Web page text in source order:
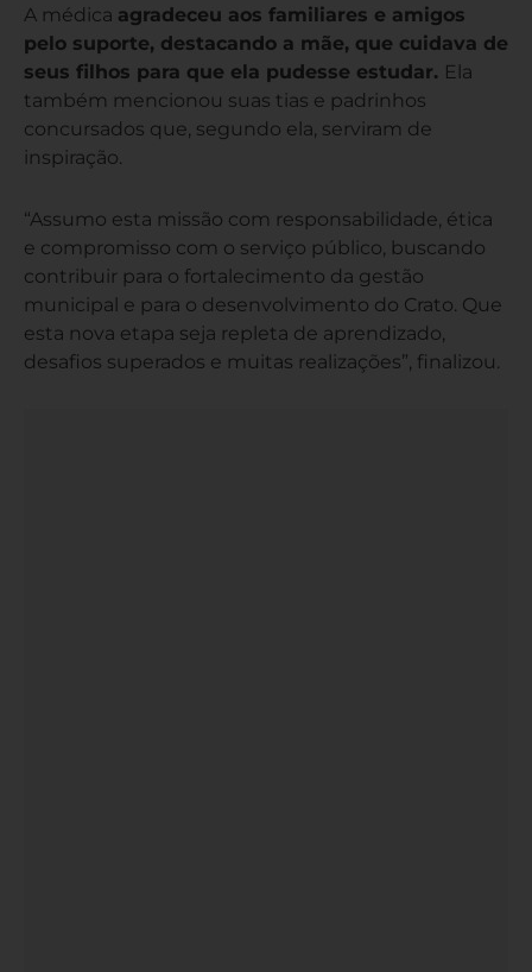
A médica agradeceu aos familiares e amigos
pelo suporte, destacando a mãe, que cuidava de
seus filhos para que ela pudesse estudar. Ela
também mencionou suas tias e padrinhos
concursados que, segundo ela, serviram de
inspiração.
“Assumo esta missão com responsabilidade, ética
e compromisso com o serviço público, buscando
contribuir para o fortalecimento da gestão
municipal e para o desenvolvimento do Crato. Que
esta nova etapa seja repleta de aprendizado,
desafios superados e muitas realizações”, finalizou.